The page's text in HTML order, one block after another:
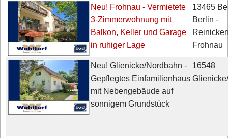
Neu! Frohnau - Vermietete
3-Zimmerwohnung mit
Balkon, Keller und Garage
in ruhiger Lage
13465
Berlin -
Frohnau
Neu! Glienicke/Nordbahn -
Gepflegtes Einfamilienhaus
mit Nebengebäude auf
sonnigem Grundstück
16548